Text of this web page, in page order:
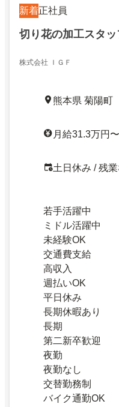
新着正社員
切り花の加工スタッ
株式会社 ＩＧＦ
熊本県 菊陽町
月給31.3万円
土日休み / 残
若手活躍中
ミドル活躍中
未経験OK
交通費支給
高収入
週払いOK
平日休み
長期休暇あり
長期
第二新卒歓迎
夜勤
夜勤なし
交替勤務制
バイク通勤OK